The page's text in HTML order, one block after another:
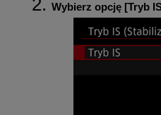
Wybierz opcję [Tryb